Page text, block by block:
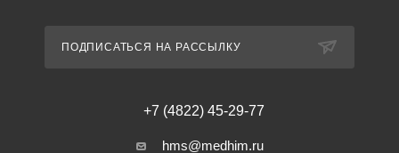
ПОДПИСАТЬСЯ НА РАССЫЛКУ
+7 (4822) 45-29-77
hms@medhim.ru